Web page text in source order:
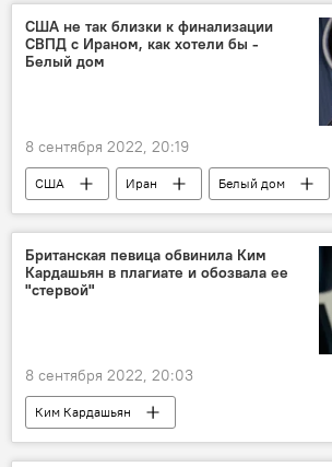
США не так близки к финализации
СВПД с Ираном, как хотели бы -
Белый дом
8 сентября 2022, 20:19
США Иран Белый дом
Британская певица обвинила Ким
Кардашьян в плагиате и обозвала ее
"стервой"
8 сентября 2022, 20:03
Ким Кардашьян